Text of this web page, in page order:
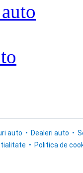
auto Dealeri auto
Politica de